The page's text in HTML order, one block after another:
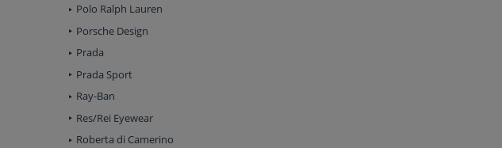
Polo Ralph Lauren
Porsche Design
Prada
Prada Sport
Ray-Ban
Res/Rei Eyewear
Roberta di Camerino